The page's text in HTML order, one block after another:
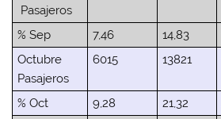
Pasajeros
% Sep 7,46 14,83
Octubre
Pasajeros
6015 13821
% Oct 9,28 21,32